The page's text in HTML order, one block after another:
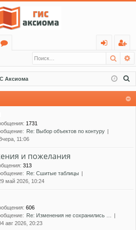
ру
м
д
ег
ис
тр
Аксиома
: 1731
Re: Выбор объектов по контуру
Вчера, 11:06
и пожелания
: 313
Re: Сшитые таблицы
29 май 2026, 10:24
: 606
Re: Изменения не сохранились …
авг 2026, 20:23